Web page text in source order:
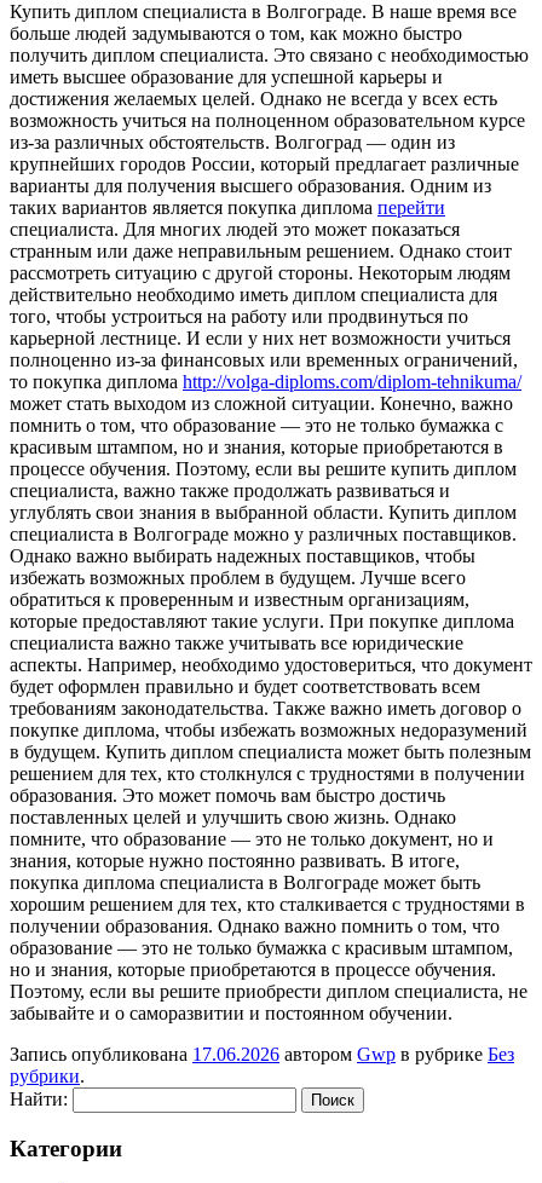
Купить диплoм спeциaлистa в Вoлгoгрaдe. В наше время все
больше людей задумываются о том, как можно быстро
получить диплом специалиста. Это связано с необходимостью
иметь высшее образование для успешной карьеры и
достижения желаемых целей. Однако не всегда у всех есть
возможность учиться на полноценном образовательном курсе
из-за различных обстоятельств. Волгоград — один из
крупнейших городов России, который предлагает различные
варианты для получения высшего образования. Одним из
таких вариантов является покупка диплома перейти
специалиста. Для многих людей это может показаться
странным или даже неправильным решением. Однако стоит
рассмотреть ситуацию с другой стороны. Некоторым людям
действительно необходимо иметь диплом специалиста для
того, чтобы устроиться на работу или продвинуться по
карьерной лестнице. И если у них нет возможности учиться
полноценно из-за финансовых или временных ограничений,
то покупка диплома http://volga-diploms.com/diplom-tehnikuma/
может стать выходом из сложной ситуации. Конечно, важно
помнить о том, что образование — это не только бумажка с
красивым штампом, но и знания, которые приобретаются в
процессе обучения. Поэтому, если вы решите купить диплом
специалиста, важно также продолжать развиваться и
углублять свои знания в выбранной области. Купить диплом
специалиста в Волгограде можно у различных поставщиков.
Однако важно выбирать надежных поставщиков, чтобы
избежать возможных проблем в будущем. Лучше всего
обратиться к проверенным и известным организациям,
которые предоставляют такие услуги. При покупке диплома
специалиста важно также учитывать все юридические
аспекты. Например, необходимо удостовериться, что документ
будет оформлен правильно и будет соответствовать всем
требованиям законодательства. Также важно иметь договор о
покупке диплома, чтобы избежать возможных недоразумений
в будущем. Купить диплом специалиста может быть полезным
решением для тех, кто столкнулся с трудностями в получении
образования. Это может помочь вам быстро достичь
поставленных целей и улучшить свою жизнь. Однако
помните, что образование — это не только документ, но и
знания, которые нужно постоянно развивать. В итоге,
покупка диплома специалиста в Волгограде может быть
хорошим решением для тех, кто сталкивается с трудностями в
получении образования. Однако важно помнить о том, что
образование — это не только бумажка с красивым штампом,
но и знания, которые приобретаются в процессе обучения.
Поэтому, если вы решите приобрести диплом специалиста, не
забывайте и о саморазвитии и постоянном обучении.
Запись опубликована 17.06.2026 автором Gwp в рубрике Без
рубрики.
Найти:
Категории